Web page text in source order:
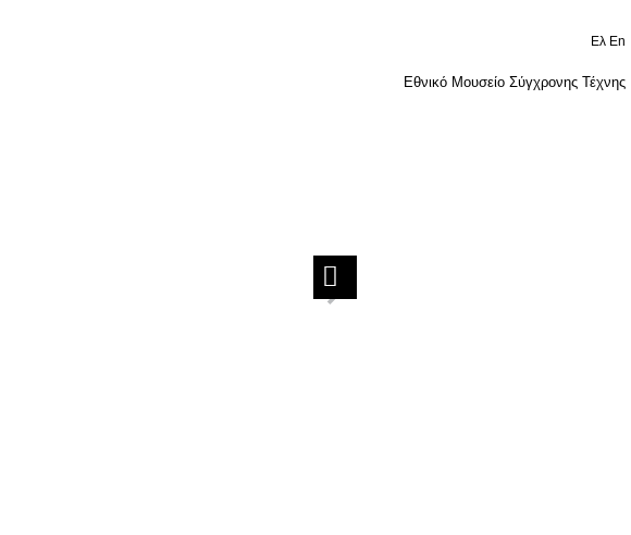
Ελ En
Εθνικό Μουσείο Σύγχρονης Τέχνης